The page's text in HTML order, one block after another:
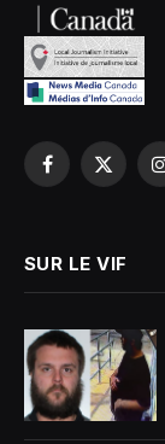
Facebook
X
SUR LE VIF